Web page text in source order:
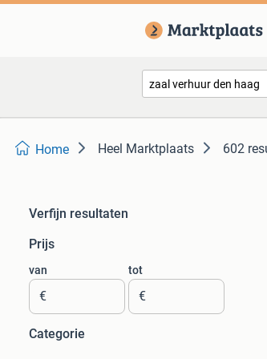
Home Heel Marktplaats 602
Verfijn resultaten
Prijs
van
€
tot
€
Categorie